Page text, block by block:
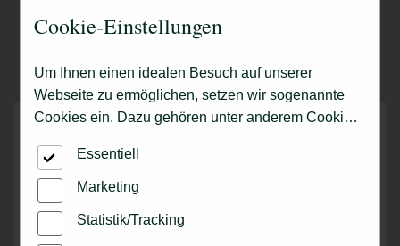
Cookie-Einstellungen
Um Ihnen einen idealen Besuch auf unserer
Webseite zu ermöglichen, setzen wir sogenannte
Cookies ein. Dazu gehören unter anderem Cookies,
unserer kommerziellen Unternehmensseite
notwendig sind. Zusätzlich verwenden wir Cookies
zur anonymen Erhebung von Statistiken sowie
solche, die zur Ausspielung und Anzeige
Essentiell
Marketing
Statistik/Tracking